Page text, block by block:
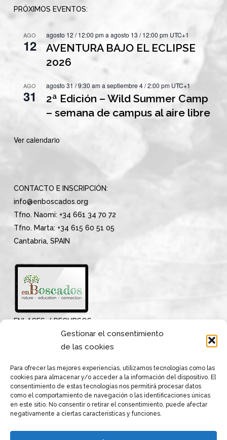
Gestionar el consentimiento
de las cookies
Para ofrecer las mejores experiencias, utilizamos tecnologías como las
cookies para almacenar y/o acceder a la información del dispositivo. El
consentimiento de estas tecnologías nos permitirá procesar datos
como el comportamiento de navegación o las identificaciones únicas
en este sitio. No consentir o retirar el consentimiento, puede afectar
negativamente a ciertas características y funciones.
PRÓXIMOS EVENTOS:
AGO
12
agosto 12 / 12:00 pmaagosto 13 / 12:00 pm UTC+1
AVENTURA BAJO EL ECLIPSE
2026
AGO
31
agosto 31 / 9:30 amaseptiembre 4 / 2:00 pm UTC+1
2ª Edición – Wild Summer Camp
– semana de campus al aire libre
Ver calendario
CONTACTO E INSCRIPCIÓN:
info@enboscados.org
Tfno. Naomi: +34 661 34 70 72
Tfno. Marta: +34 615 60 51 05
Cantabria, SPAIN
ENLACES / RECURSOS